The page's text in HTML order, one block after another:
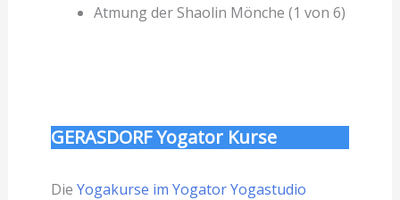
Atmung der Shaolin Mönche (1 von 6)
GERASDORF Yogator Kurse
Die Yogakurse im Yogator Yogastudio